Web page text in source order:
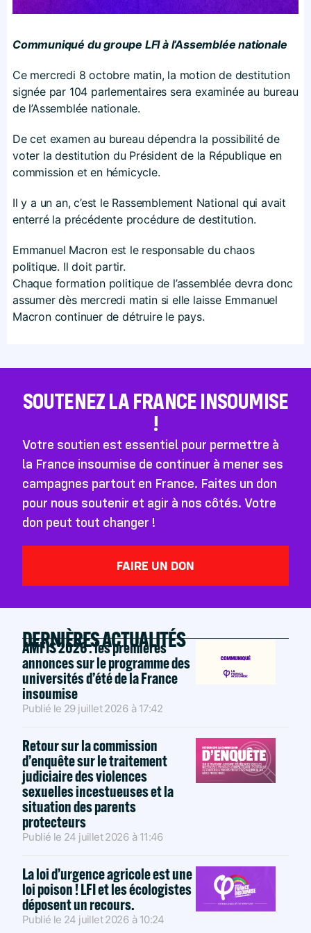
Communiqué du groupe LFI à l’Assemblée nationale
Ce mercredi 8 octobre matin, la motion de destitution
signée par 104 parlementaires sera examinée au bureau
de l’Assemblée nationale.
De cet examen au bureau dépendra la possibilité de
voter la destitution du Président de la République en
commission et en hémicycle.
Il y a un an, c’est le Rassemblement National qui avait
enterré la précédente procédure de destitution.
Emmanuel Macron est le responsable du chaos
politique. Il doit partir.
Chaque formation politique de l’assemblée devra donc
assumer dès mercredi matin si elle laisse Emmanuel
Macron continuer de détruire le pays.
SOUTENEZ LA FRANCE INSOUMISE
!
Votre soutien est essentiel pour permettre à
la France insoumise de continuer à mener ses
campagnes partout en France. Faites un don
pour nous soutenir et agir à nos côtés. Votre
don peut tout changer !
FAIRE UN DON
DERNIÈRES ACTUALITÉS
AMFIS 2026 : les premières
annonces sur le programme des
universités d’été de la France
insoumise
Publié le 29 juillet 2026 à 17:42
Retour sur la commission
d’enquête sur le traitement
judiciaire des violences
sexuelles incestueuses et la
situation des parents
protecteurs
Publié le 24 juillet 2026 à 11:46
La loi d’urgence agricole est une
loi poison ! LFI et les écologistes
déposent un recours.
Publié le 24 juillet 2026 à 10:24